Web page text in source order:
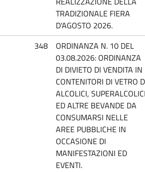
TRADIZIONALE FIERA
D'AGOSTO 2026.
348
ORDINANZA N. 10 DEL
03.08.2026: ORDINANZA
DI DIVIETO DI VENDITA IN
CONTENITORI DI VETRO
ALCOLICI, SUPERALCOLICI
ED ALTRE BEVANDE DA
CONSUMARSI NELLE
AREE PUBBLICHE IN
OCCASIONE DI
MANIFESTAZIONI ED
EVENTI.